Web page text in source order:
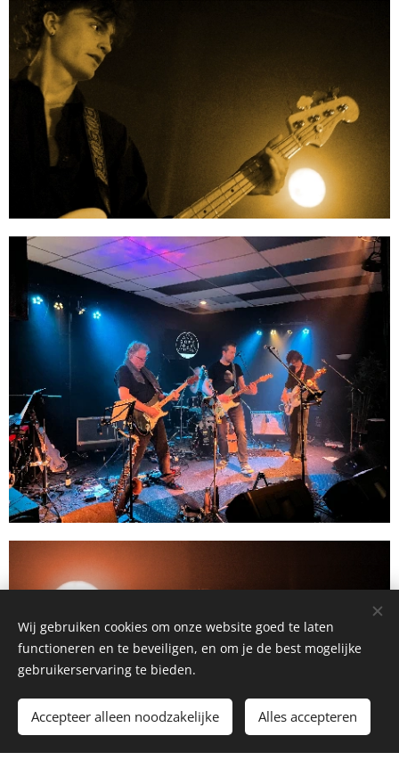
Wij gebruiken cookies om onze website goed te laten
functioneren en te beveiligen, en om je de best mogelijke
gebruikerservaring te bieden.
Accepteer alleen noodzakelijke Alles accepteren